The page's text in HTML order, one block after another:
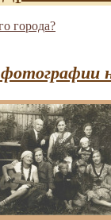
города?